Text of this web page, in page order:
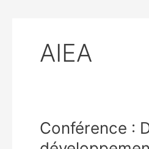
AIEA
Conférence :